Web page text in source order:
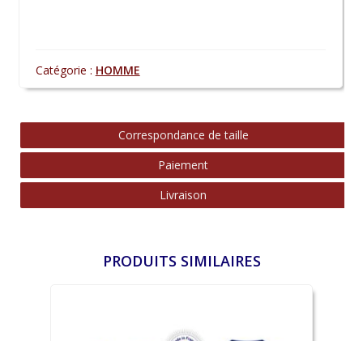
Catégorie : HOMME
Correspondance de taille
Paiement
Livraison
PRODUITS SIMILAIRES